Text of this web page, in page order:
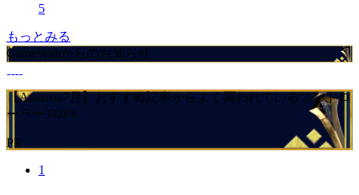
5
もっとみる
GameWithからのお知らせ
【Amazon7月】おすすめ記事からよく買われているコントロ
ーラーTOP4
PR
1